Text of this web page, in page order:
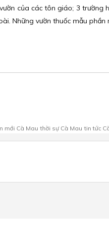
của các tôn giáo; 3
Những vườn thuốc mẫu
mới Cà Mau thời sự Cà Mau tin tức